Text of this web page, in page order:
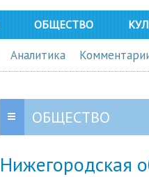
ОБЩЕСТВО
Аналитика
ОБЩЕСТВО
Нижегородская